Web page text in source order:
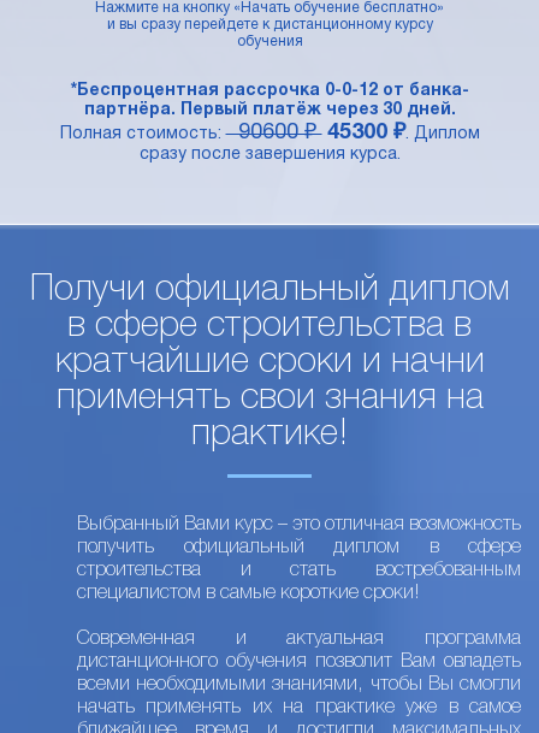
Нажмите на кнопку «Начать обучение бесплатно»
и вы сразу перейдете к дистанционному курсу
обучения
*Беспроцентная рассрочка 0-0-12 от банка-
партнёра. Первый платёж через 30 дней.
Полная стоимость:90600 ₽ 45300 ₽. Диплом
сразу после завершения курса.
Получи официальный диплом
в сфере строительства в
кратчайшие сроки и начни
применять свои знания на
практике!
Выбранный Вами курс – это отличная возможность
получить официальный диплом в сфере
строительства и стать востребованным
специалистом в самые короткие сроки!
Современная и актуальная программа
дистанционного обучения позволит Вам овладеть
всеми необходимыми знаниями, чтобы Вы смогли
начать применять их на практике уже в самое